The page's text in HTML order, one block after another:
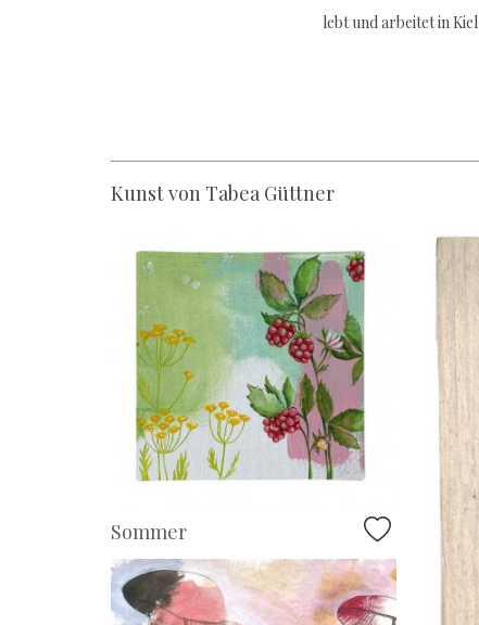
lebt und arbeitet in Kiel
Kunst von Tabea Güttner
Sommer